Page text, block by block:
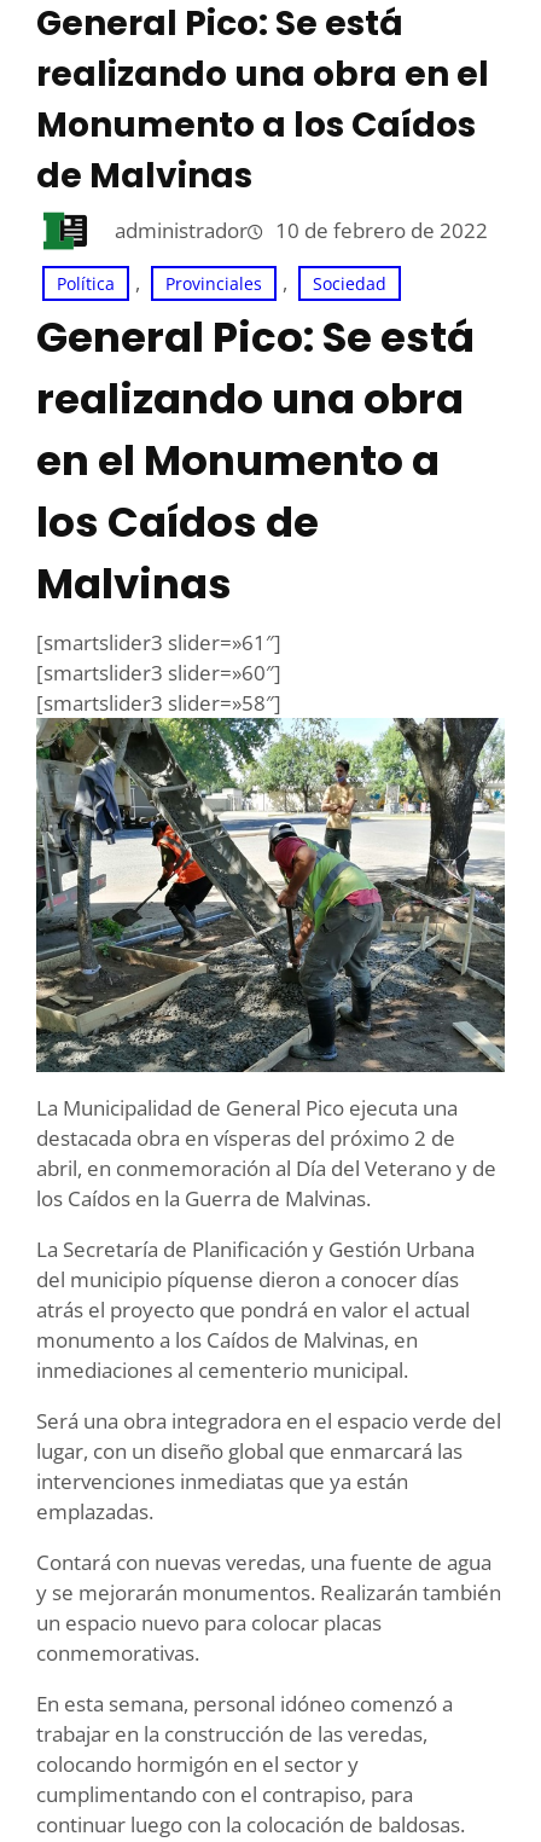
General Pico: Se está
realizando una obra en el
Monumento a los Caídos
de Malvinas
administrador 10 de febrero de 2022
Política , Provinciales , Sociedad
General Pico: Se está
realizando una obra
en el Monumento a
los Caídos de
Malvinas
[smartslider3 slider=»61″]
[smartslider3 slider=»60″]
[smartslider3 slider=»58″]
La Municipalidad de General Pico ejecuta una
destacada obra en vísperas del próximo 2 de
abril, en conmemoración al Día del Veterano y de
los Caídos en la Guerra de Malvinas.
La Secretaría de Planificación y Gestión Urbana
del municipio píquense dieron a conocer días
atrás el proyecto que pondrá en valor el actual
monumento a los Caídos de Malvinas, en
inmediaciones al cementerio municipal.
Será una obra integradora en el espacio verde del
lugar, con un diseño global que enmarcará las
intervenciones inmediatas que ya están
emplazadas.
Contará con nuevas veredas, una fuente de agua
y se mejorarán monumentos. Realizarán también
un espacio nuevo para colocar placas
conmemorativas.
En esta semana, personal idóneo comenzó a
trabajar en la construcción de las veredas,
colocando hormigón en el sector y
cumplimentando con el contrapiso, para
continuar luego con la colocación de baldosas.